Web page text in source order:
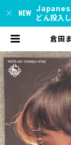
どん投入し
倉田